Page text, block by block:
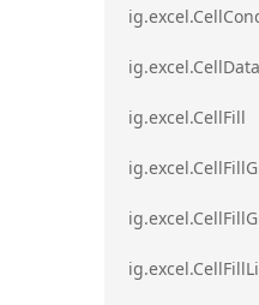
ig.excel.CellFill